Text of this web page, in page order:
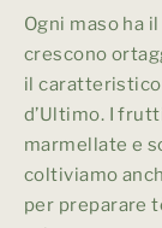
Ogni maso ha
crescono
il caratteristico
d’Ultimo. I
marmellate e
coltiviamo
per preparare